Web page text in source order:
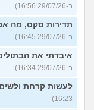
ב-29/07/26 16:56)
תדירות סקס, מה
ב-29/07/26 16:45)
איבדתי את
ב-29/07/26 16:34)
לעשות קרחת
16:23)